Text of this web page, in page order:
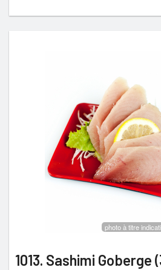
photo à titre
1013. Sashimi Goberge